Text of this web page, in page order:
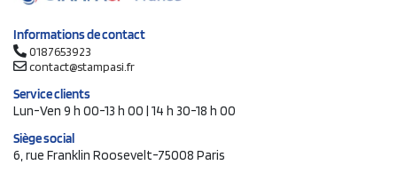
Informations de contact
0187653923
contact@stampasi.fr
Service clients
Lun-Ven 9 h 00-13 h 00 | 14 h 30-18 h 00
Siège social
6, rue Franklin Roosevelt-75008 Paris